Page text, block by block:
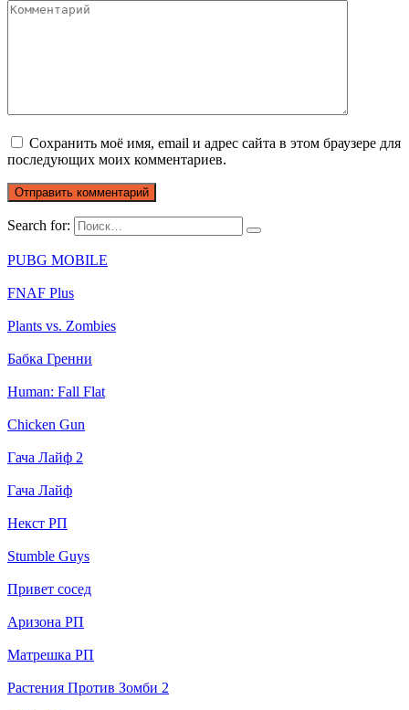
Сохранить моё имя, email и адрес сайта в этом браузере для
последующих моих комментариев.
Search for:
PUBG MOBILE
FNAF Plus
Plants vs. Zombies
Бабка Гренни
Human: Fall Flat
Chicken Gun
Гача Лайф 2
Гача Лайф
Некст РП
Stumble Guys
Привет сосед
Аризона РП
Матрешка РП
Растения Против Зомби 2